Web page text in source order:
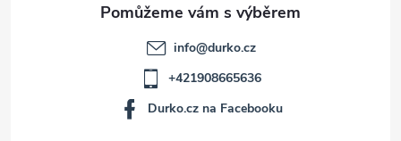
info@durko.cz
+421908665636
Durko.cz na Facebooku